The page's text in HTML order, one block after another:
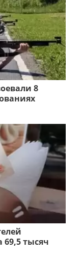
8
69,5 тысяч